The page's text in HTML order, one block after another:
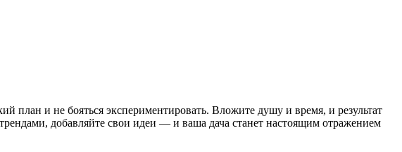
план и не бояться экспериментировать. Вложите душу и время, и результат
добавляйте свои идеи — и ваша дача станет настоящим отражением